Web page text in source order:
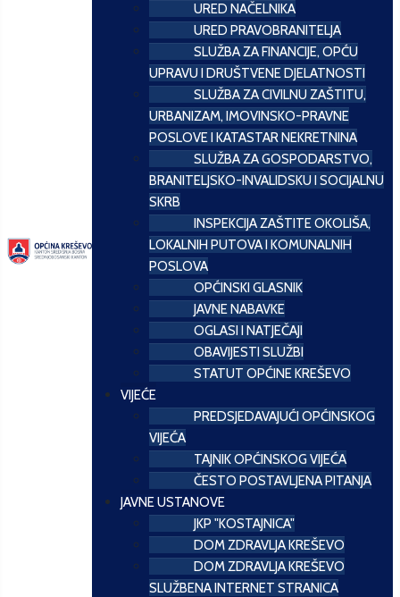
URED NAČELNIKA
URED PRAVOBRANITELJA
SLUŽBA ZA FINANCIJE, OPĆU
UPRAVU I DRUŠTVENE DJELATNOSTI
SLUŽBA ZA CIVILNU ZAŠTITU,
URBANIZAM, IMOVINSKO-PRAVNE
POSLOVE I KATASTAR NEKRETNINA
SLUŽBA ZA GOSPODARSTVO,
BRANITELJSKO-INVALIDSKU I SOCIJALNU
SKRB
INSPEKCIJA ZAŠTITE OKOLIŠA,
LOKALNIH PUTOVA I KOMUNALNIH
POSLOVA
OPĆINSKI GLASNIK
JAVNE NABAVKE
OGLASI I NATJEČAJI
OBAVIJESTI SLUŽBI
STATUT OPĆINE KREŠEVO
VIJEĆE
PREDSJEDAVAJUĆI OPĆINSKOG
VIJEĆA
TAJNIK OPĆINSKOG VIJEĆA
ČESTO POSTAVLJENA PITANJA
JAVNE USTANOVE
JKP "KOSTAJNICA"
DOM ZDRAVLJA KREŠEVO
DOM ZDRAVLJA KREŠEVO
SLUŽBENA INTERNET STRANICA